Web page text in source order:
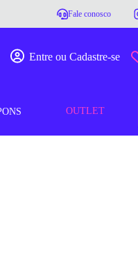
Fale conosco
Entre ou Cadastre-se
OUTLET